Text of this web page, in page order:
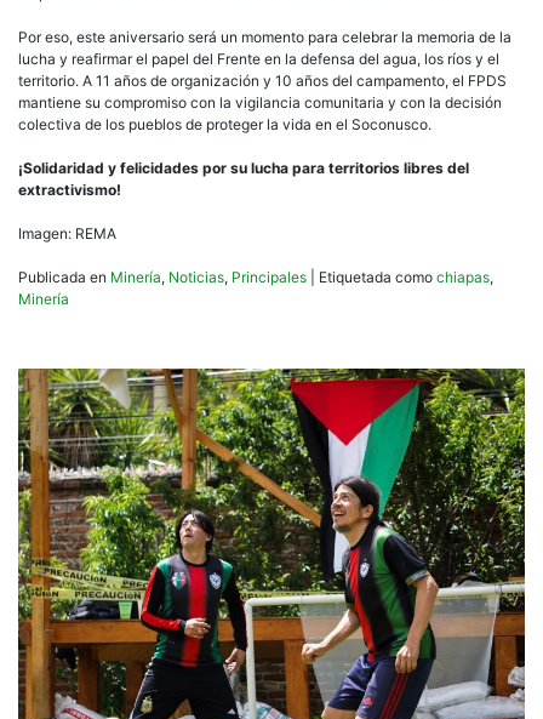
Por eso, este aniversario será un momento para celebrar la memoria de la
lucha y reafirmar el papel del Frente en la defensa del agua, los ríos y el
territorio. A 11 años de organización y 10 años del campamento, el FPDS
mantiene su compromiso con la vigilancia comunitaria y con la decisión
colectiva de los pueblos de proteger la vida en el Soconusco.
¡Solidaridad y felicidades por su lucha para territorios libres del
extractivismo!
Imagen: REMA
Publicada en Minería, Noticias, Principales Etiquetada como chiapas,
Minería